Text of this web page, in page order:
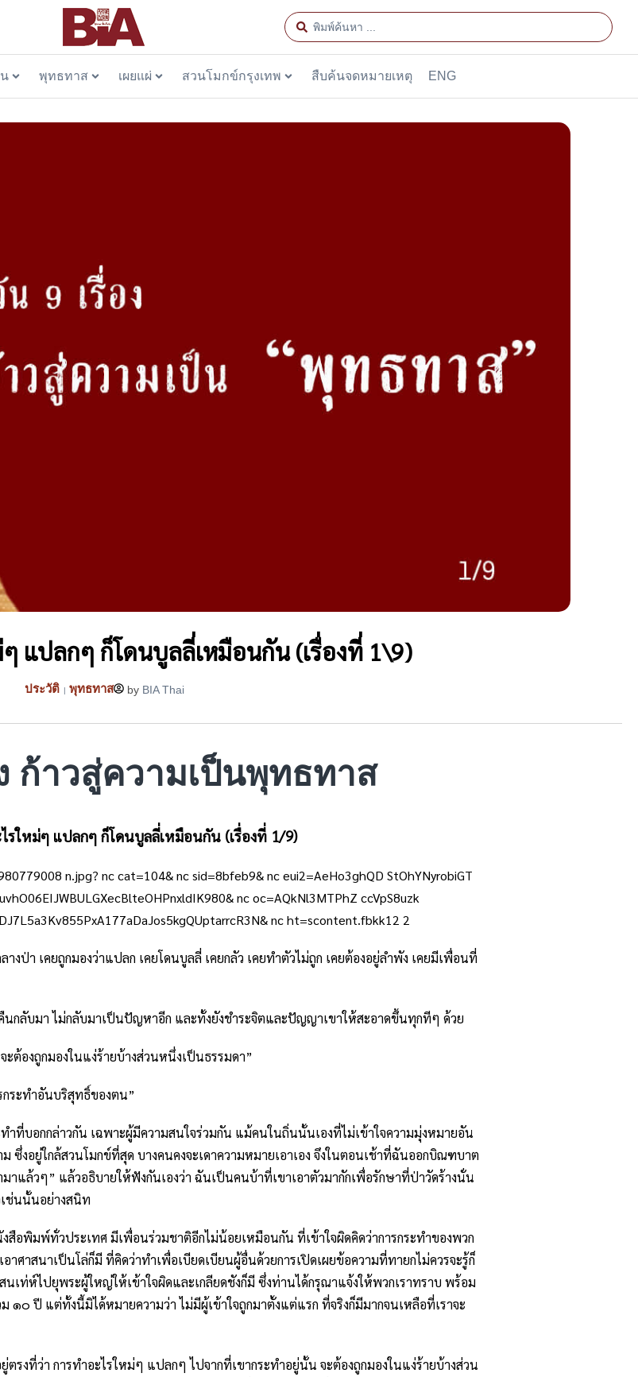
พุทธทาส เผยแผ่ สวนโมกข์กรุงเทพ สืบค้นจดหมายเหตุ ENG
แปลกๆ ก็โดนบูลลี่เหมือนกัน (เรื่องที่ 1\9)
ประวัติ | พุทธทาส by BIA Thai
ก้าวสู่ความเป็นพุทธทาส
รใหม่ๆ แปลกๆ ก็โดนบูลลี่เหมือนกัน (เรื่องที่ 1/9)
างป่า เคยถูกมองว่าแปลก เคยโดนบูลลี่ เคยกลัว เคยทำตัวไม่ถูก เคยต้องอยู่ลำพัง เคยมีเพื่อนที่
คืนกลับมา ไม่กลับมาเป็นปัญหาอีก และทั้งยังชำระจิตและปัญญาเขาให้สะอาดขึ้นทุกทีๆ ด้วย
ต้องถูกมองในแง่ร้ายบ้างส่วนหนึ่งเป็นธรรมดา”
กระทำอันบริสุทธิ์ของตน”
ที่บอกกล่าวกัน เฉพาะผู้มีความสนใจร่วมกัน แม้คนในถิ่นนั้นเองที่ไม่เข้าใจความมุ่งหมายอัน
ซึ่งอยู่ใกล้สวนโมกข์ที่สุด บางคนคงจะเดาความหมายเอาเอง จึงในตอนเช้าที่ฉันออกบิณฑบาต
แล้วๆ” แล้วอธิบายให้ฟังกันเองว่า ฉันเป็นคนบ้าที่เขาเอาตัวมากักเพื่อรักษาที่ป่าวัดร้างนั่น
เช่นนั้นอย่างสนิท
สือพิมพ์ทั่วประเทศ มีเพื่อนร่วมชาติอีกไม่น้อยเหมือนกัน ที่เข้าใจผิดคิดว่าการกระทำของพวก
อาศาสนาเป็นโล่ก็มี ที่คิดว่าทำเพื่อเบียดเบียนผู้อื่นด้วยการเปิดเผยข้อความที่ทายกไม่ควรจะรู้ก็
เท่ห์ไปยุพระผู้ใหญ่ให้เข้าใจผิดและเกลียดชังก็มี ซึ่งท่านได้กรุณาแจ้งให้พวกเราทราบ พร้อม
ม ๑๐ ปี แต่ทั้งนี้มิได้หมายความว่า ไม่มีผู้เข้าใจถูกมาตั้งแต่แรก ที่จริงก็มีมากจนเหลือที่เราจะ
รงที่ว่า การทำอะไรใหม่ๆ แปลกๆ ไปจากที่เขากระทำอยู่นั้น จะต้องถูกมองในแง่ร้ายบ้างส่วน